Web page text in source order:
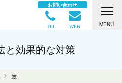
お問い合わせ
TEL WEB MENU
と効果的な対策
蚊